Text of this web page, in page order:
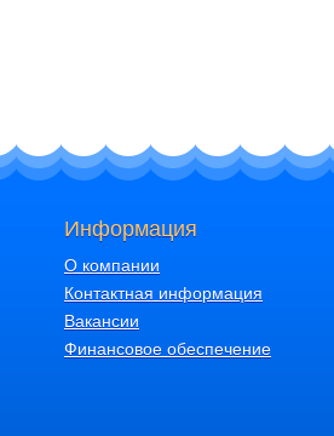
Информация
О компании
Контактная информация
Вакансии
Финансовое обеспечение